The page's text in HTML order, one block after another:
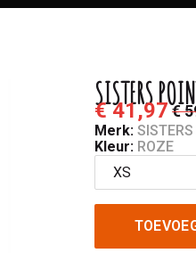
SISTERS
€ 41,97€
Merk:
Kleur: ROZE